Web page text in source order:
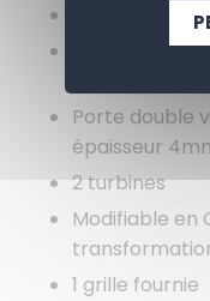
Panneau de
Porte double
épaisseur
2 turbines
Modifiable en
1 grille fournie